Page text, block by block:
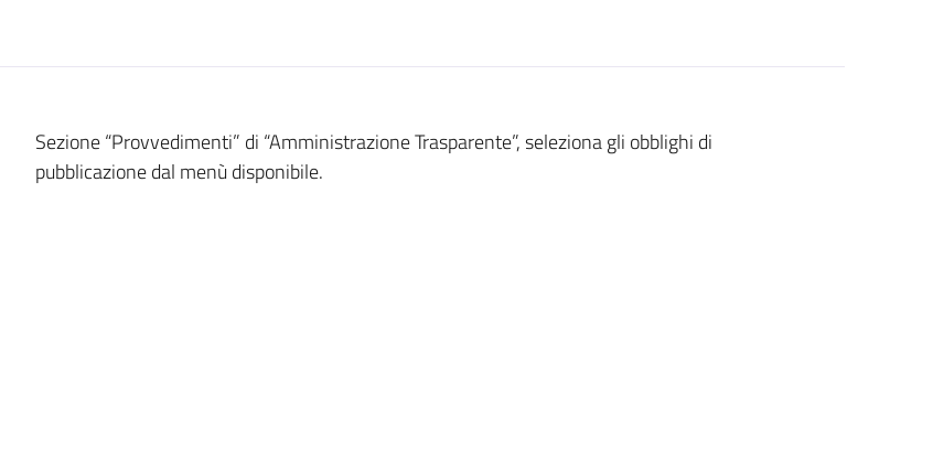
Sezione “Provvedimenti” di “Amministrazione Trasparente”, seleziona gli obblighi di
pubblicazione dal menù disponibile.